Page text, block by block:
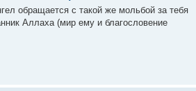
обращается с такой же мольбой за тебя
Аллаха (мир ему и благословение